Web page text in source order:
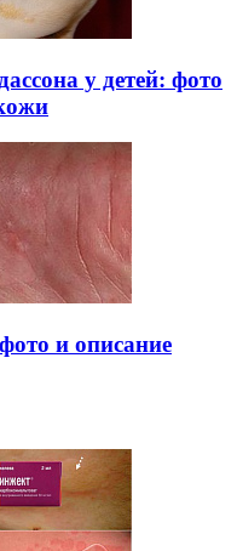
у детей: фото
и описание